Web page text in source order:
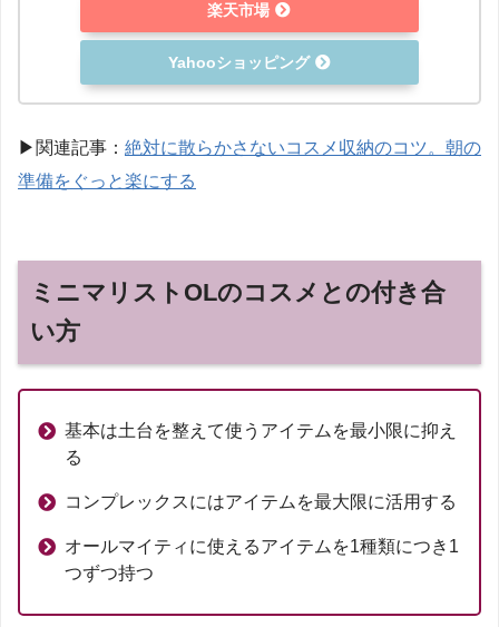
楽天市場
Yahooショッピング
▶︎関連記事： 絶対に散らかさないコスメ収納のコツ。朝の
準備をぐっと楽にする
ミニマリストOLのコスメとの付き合
い方
基本は土台を整えて使うアイテムを最小限に抑え
る
コンプレックスにはアイテムを最大限に活用する
オールマイティに使えるアイテムを1種類につき1
つずつ持つ